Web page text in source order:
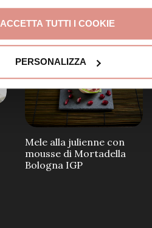
ACCETTA TUTTI I COOKIE
PERSONALIZZA
Involtini di Mortadella
Bologna IGP e ricotta
Mele alla julienne con
mousse di Mortadella
Bologna IGP